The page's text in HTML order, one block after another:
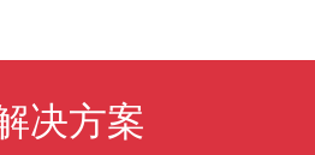
决方案